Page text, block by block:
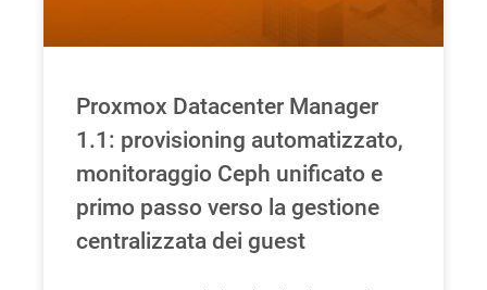
Proxmox Datacenter Manager
1.1: provisioning automatizzato,
monitoraggio Ceph unificato e
primo passo verso la gestione
centralizzata dei guest